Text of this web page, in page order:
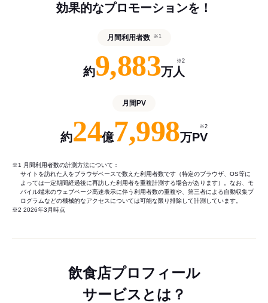
効果的なプロモーションを！
月間利用者数 ※1
約9,883万人
※2
月間PV
約24億7,998万PV
※2
※1 月間利用者数の計測方法について：
サイトを訪れた人をブラウザベースで数えた利用者数です（特定のブラウザ、OS等に
よっては一定期間経過後に再訪した利用者を重複計測する場合があります）。なお、モ
バイル端末のウェブページ高速表示に伴う利用者数の重複や、第三者による自動収集プ
ログラムなどの機械的なアクセスについては可能な限り排除して計測しています。
※2 2026年3月時点
飲食店プロフィール
サービスとは？